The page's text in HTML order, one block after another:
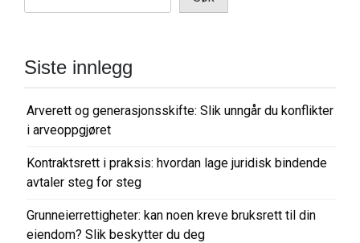
Siste innlegg
Arverett og generasjonsskifte: Slik unngår du konflikter
i arveoppgjøret
Kontraktsrett i praksis: hvordan lage juridisk bindende
avtaler steg for steg
Grunneierrettigheter: kan noen kreve bruksrett til din
eiendom? Slik beskytter du deg